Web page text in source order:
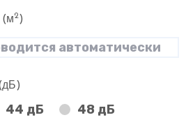
(м2)
44 дБ 48 дБ